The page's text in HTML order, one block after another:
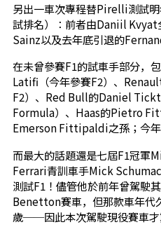
另出一車次專程替Pirelli測試
試排名）：前者由Daniil Kvyat
Sainz以及去年底引退的
在未曾參賽F1的試車手部分，
Latifi（今年參賽F2）、
F2）、Red Bull的Daniel
Formula）、Haas的Pietro
Emerson Fittipaldi之孫；今年
而最大的話題還是七屆F1冠軍
Ferrari青訓車手Mick
測試F1！儘管他於前年曾駕駛
Benetton賽車，但那款車年
歲──因此本次駕駛現役賽車才